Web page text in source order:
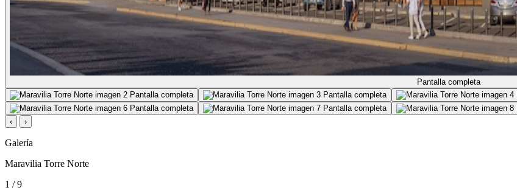
Pantalla completa
Pantalla completa
Pantalla completa
Pantalla completa
Pantalla completa
‹
›
Galería
Maravilia Torre Norte
1 / 9